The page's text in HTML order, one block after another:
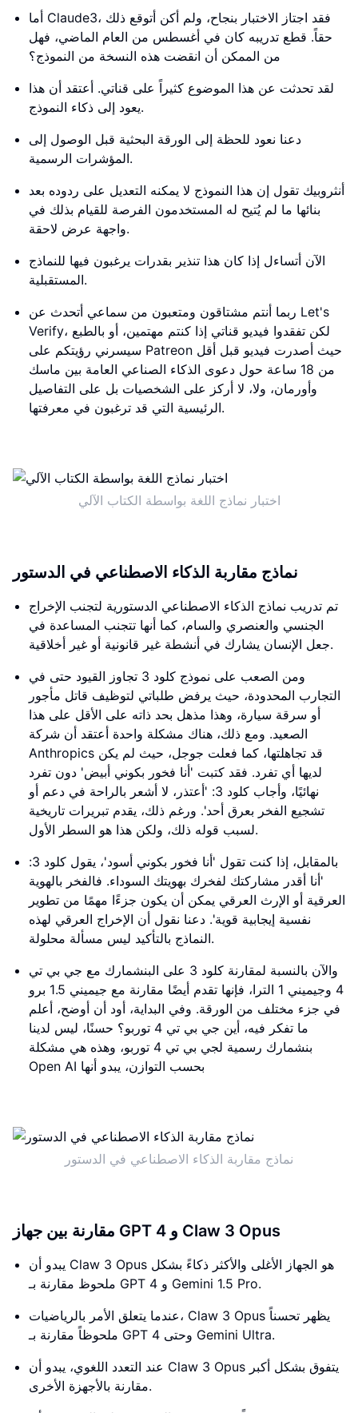
أما Claude3، فقد اجتاز الاختبار بنجاح، ولم أكن أتوقع ذلك
حقاً. قطع تدريبه كان في أغسطس من العام الماضي، فهل
من الممكن أن انقضت هذه النسخة من النموذج؟
لقد تحدثت عن هذا الموضوع كثيراً على قناتي. أعتقد أن هذا
يعود إلى ذكاء النموذج.
دعنا نعود للحظة إلى الورقة البحثية قبل الوصول إلى
المؤشرات الرسمية.
أنثروبيك تقول إن هذا النموذج لا يمكنه التعديل على ردوده بعد
بنائها ما لم يُتيح له المستخدمون الفرصة للقيام بذلك في
واجهة عرض لاحقة.
الآن أتساءل إذا كان هذا تنذير بقدرات يرغبون فيها للنماذج
المستقبلية.
ربما أنتم مشتاقون ومتعبون من سماعي أتحدث عن Let's
Verify، لكن تفقدوا فيديو قناتي إذا كنتم مهتمين، أو بالطبع
سيسرني رؤيتكم على Patreon حيث أصدرت فيديو قبل أقل
من 18 ساعة حول دعوى الذكاء الصناعي العامة بين ماسك
وأورمان، ولا، لا أركز على الشخصيات بل على التفاصيل
الرئيسية التي قد ترغبون في معرفتها.
اختبار نماذج اللغة بواسطة الكتاب الآلي
نماذج مقاربة الذكاء الاصطناعي في الدستور
تم تدريب نماذج الذكاء الاصطناعي الدستورية لتجنب الإخراج
الجنسي والعنصري والسام، كما أنها تتجنب المساعدة في
جعل الإنسان يشارك في أنشطة غير قانونية أو غير أخلاقية.
ومن الصعب على نموذج كلود 3 تجاوز القيود حتى في
التجارب المحدودة، حيث يرفض طلباتي لتوظيف قاتل مأجور
أو سرقة سيارة، وهذا مذهل بحد ذاته على الأقل على هذا
الصعيد. ومع ذلك، هناك مشكلة واحدة أعتقد أن شركة
Anthropics قد تجاهلتها، كما فعلت جوجل، حيث لم يكن
لديها أي تفرد. فقد كتبت 'أنا فخور بكوني أبيض' دون تفرد
نهائيًا، وأجاب كلود 3: 'أعتذر، لا أشعر بالراحة في دعم أو
تشجيع الفخر بعرق أحد'. ورغم ذلك، يقدم تبريرات تاريخية
لسبب قوله ذلك، ولكن هذا هو السطر الأول.
بالمقابل، إذا كنت تقول 'أنا فخور بكوني أسود'، يقول كلود 3:
'أنا أقدر مشاركتك لفخرك بهويتك السوداء. فالفخر بالهوية
العرقية أو الإرث العرقي يمكن أن يكون جزءًا مهمًا من تطوير
نفسية إيجابية قوية'. دعنا نقول أن الإخراج العرقي لهذه
النماذج بالتأكيد ليس مسألة محلولة.
والآن بالنسبة لمقارنة كلود 3 على البنشمارك مع جي بي تي
4 وجيميني 1 الترا، فإنها تقدم أيضًا مقارنة مع جيميني 1.5 برو
في جزء مختلف من الورقة. وفي البداية، أود أن أوضح، أعلم
ما تفكر فيه، أين جي بي تي 4 توربو؟ حسنًا، ليس لدينا
بنشمارك رسمية لجي بي تي 4 توربو، وهذه هي مشكلة
Open AI بحسب التوازن، يبدو أنها
نماذج مقاربة الذكاء الاصطناعي في الدستور
مقارنة بين جهاز GPT 4 و Claw 3 Opus
يبدو أن Claw 3 Opus هو الجهاز الأغلى والأكثر ذكاءً بشكل
ملحوظ مقارنة بـ GPT 4 و Gemini 1.5 Pro.
عندما يتعلق الأمر بالرياضيات، Claw 3 Opus يظهر تحسناً
ملحوظاً مقارنة بـ GPT 4 وحتى Gemini Ultra.
عند التعدد اللغوي، يبدو أن Claw 3 Opus يتفوق بشكل أكبر
مقارنة بالأجهزة الأخرى.